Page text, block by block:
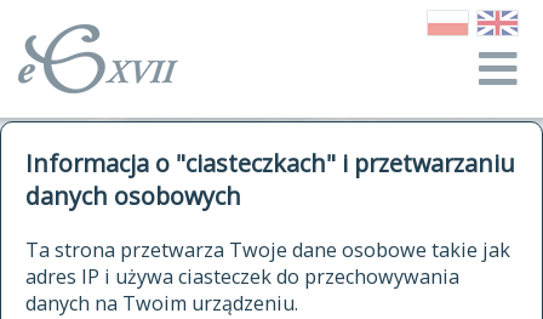
Informacja o "ciasteczkach" i przetwarzaniu
danych osobowych
Ta strona przetwarza Twoje dane osobowe takie jak
adres IP i używa ciasteczek do przechowywania
danych na Twoim urządzeniu.
autorzy Słownika
historia
publikacje
źródła
kwerendy
jak cytować Słownik
ELEKTRONICZNY SŁOWNIK
JĘZYKA POLSKIEGO